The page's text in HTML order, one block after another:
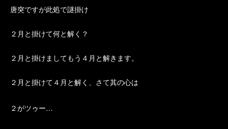
唐突ですが此処で謎掛け
２月と掛けて何と解く？
２月と掛けましてもう４月と解きます。
２月と掛けて４月と解く、さて其の心は
２がツゥー…